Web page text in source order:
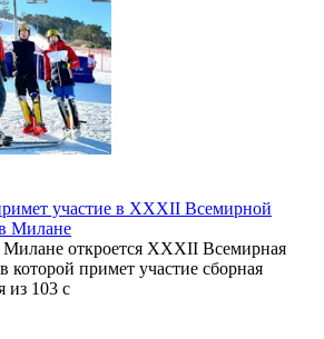
участие в XXXII Всемирной
Милане
Милане откроется XXXII Всемирная
которой примет участие сборная
из 103 с